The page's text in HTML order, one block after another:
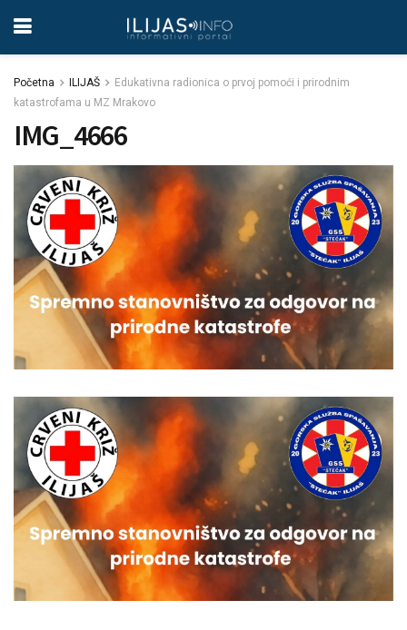
Početna ILIJAŠ
Edukativna radionica o prvoj pomoći i prirodnim
katastrofama u MZ Mrakovo
IMG_4666